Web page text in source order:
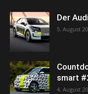
Der
5. August
smart
4. August